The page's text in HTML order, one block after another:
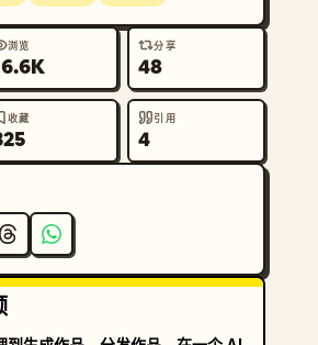
浏览 分享
48
收藏 引用
4